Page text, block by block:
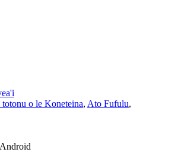
o le Koneteina, Ato Fufulu,
Android